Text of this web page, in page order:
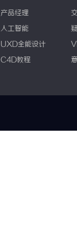
产品经理
人工智能
UXD全能设计
C4D教程